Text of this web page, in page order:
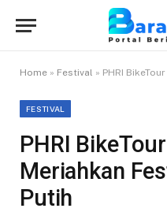
Home » Festival » PHRI BikeTour
FESTIVAL
PHRI
Meriahkan
Putih